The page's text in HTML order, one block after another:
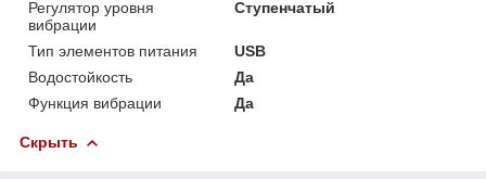
Регулятор уровня
вибрации
Ступенчатый
Тип элементов питания
USB
Водостойкость
Да
Функция вибрации
Да
Скрыть